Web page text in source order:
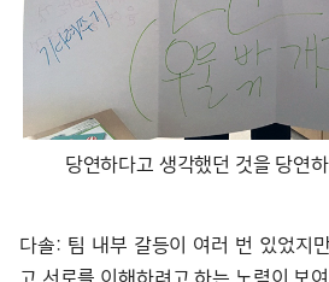
당연하다고 생각했던 것을 당연
다솔: 팀 내부 갈등이 여러 번 있었지